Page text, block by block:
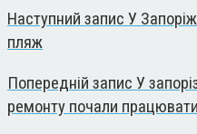
Наступний запис У
пляж
Попередній запис У
ремонту почали